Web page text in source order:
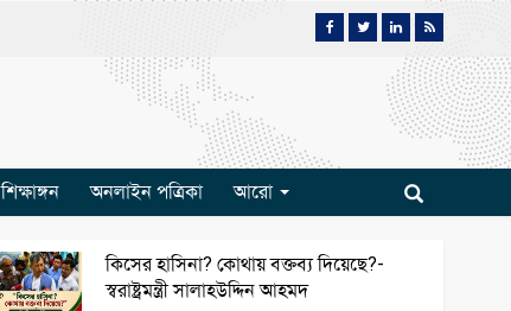
শিক্ষাঙ্গন অনলাইন পত্রিকা আরো
কিসের হাসিনা? কোথায় বক্তব্য দিয়েছে?-
স্বরাষ্ট্রমন্ত্রী সালাহউদ্দিন আহমদ